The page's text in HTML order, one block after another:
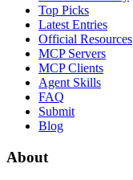
Top Picks
Latest Entries
Official Resources
MCP Servers
MCP Clients
Agent Skills
FAQ
Submit
Blog
About